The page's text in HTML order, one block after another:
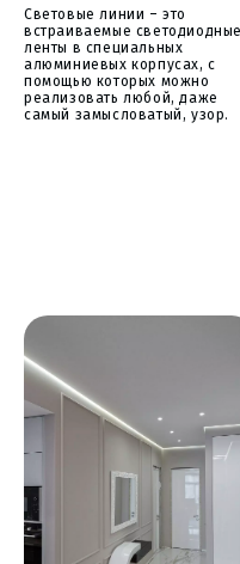
Световые линии – это
встраиваемые светодиодные
ленты в специальных
алюминиевых корпусах, с
помощью которых можно
реализовать любой, даже
самый замысловатый, узор.